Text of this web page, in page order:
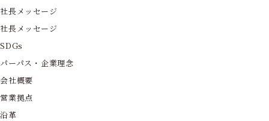
社長メッセージ
社長メッセージ
SDGs
パーパス・企業理念
会社概要
営業拠点
沿革